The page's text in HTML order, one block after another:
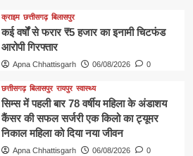
क्राइम छत्तीसगढ़ बिलासपुर
कई वर्षों से फरार ₹5 हजार का इनामी चिटफंड
आरोपी गिरफ्तार
Apna Chhattisgarh 06/08/2026 0
छत्तीसगढ़ बिलासपुर रायपुर स्वास्थ्य
सिम्स में पहली बार 78 वर्षीय महिला के अंडाशय
कैंसर की सफल सर्जरी एक किलो का ट्यूमर
निकाल महिला को दिया नया जीवन
Apna Chhattisgarh 06/08/2026 0